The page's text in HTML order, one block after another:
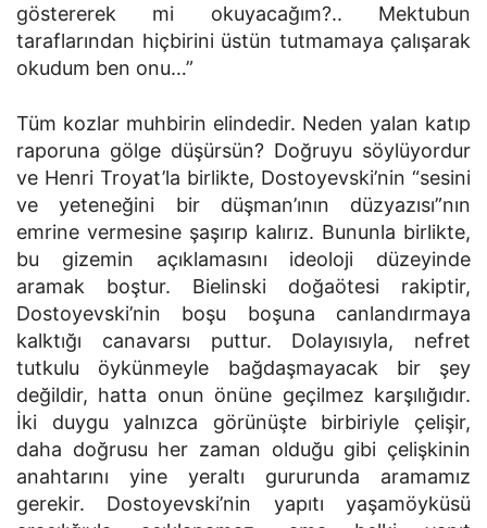
göstererek mi okuyacağım?.. Mektubun
taraflarından hiçbirini üstün tutmamaya çalışarak
okudum ben onu…”
Tüm kozlar muhbirin elindedir. Neden yalan katıp
raporuna gölge düşürsün? Doğruyu söylüyordur
ve Henri Troyat’la birlikte, Dostoyevski’nin “sesini
ve yeteneğini bir düşman’ının düzyazısı”nın
emrine vermesine şaşırıp kalırız. Bununla birlikte,
bu gizemin açıklamasını ideoloji düzeyinde
aramak boştur. Bielinski doğaötesi rakiptir,
Dostoyevski’nin boşu boşuna canlandırmaya
kalktığı canavarsı puttur. Dolayısıyla, nefret
tutkulu öykünmeyle bağdaşmayacak bir şey
değildir, hatta onun önüne geçilmez karşılığıdır.
İki duygu yalnızca görünüşte birbiriyle çelişir,
daha doğrusu her zaman olduğu gibi çelişkinin
anahtarını yine yeraltı gururunda aramamız
gerekir. Dostoyevski’nin yapıtı yaşamöyküsü